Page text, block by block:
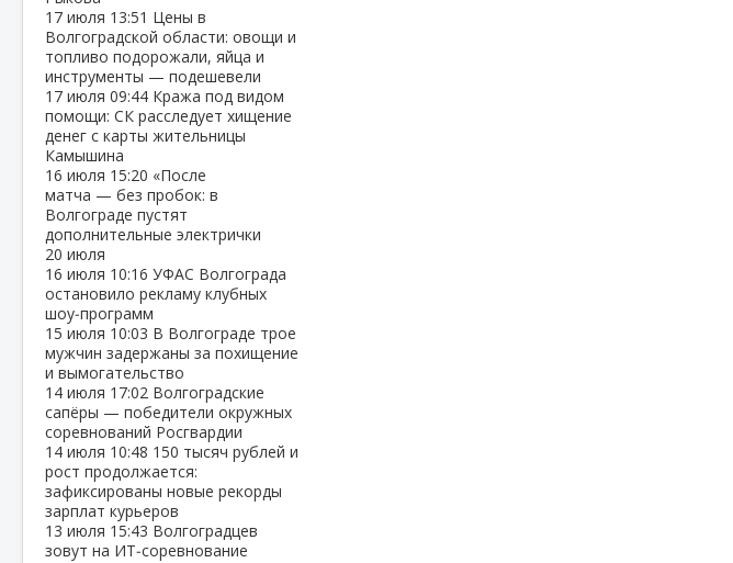
17 июля 13:51 Цены в
Волгоградской области: овощи и
топливо подорожали, яйца и
инструменты — подешевели
17 июля 09:44 Кража под видом
помощи: СК расследует хищение
денег с карты жительницы
Камышина
16 июля 15:20 «После
матча — без пробок: в
Волгограде пустят
дополнительные электрички
20 июля
16 июля 10:16 УФАС Волгограда
остановило рекламу клубных
шоу‑программ
15 июля 10:03 В Волгограде трое
мужчин задержаны за похищение
и вымогательство
14 июля 17:02 Волгоградские
сапёры — победители окружных
соревнований Росгвардии
14 июля 10:48 150 тысяч рублей и
рост продолжается:
зафиксированы новые рекорды
зарплат курьеров
13 июля 15:43 Волгоградцев
зовут на ИТ‑соревнование